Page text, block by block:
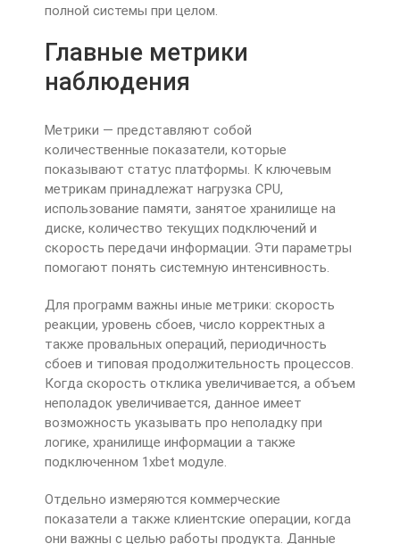
полной системы при целом.
Главные метрики
наблюдения
Метрики — представляют собой
количественные показатели, которые
показывают статус платформы. К ключевым
метрикам принадлежат нагрузка CPU,
использование памяти, занятое хранилище на
диске, количество текущих подключений и
скорость передачи информации. Эти параметры
помогают понять системную интенсивность.
Для программ важны иные метрики: скорость
реакции, уровень сбоев, число корректных а
также провальных операций, периодичность
сбоев и типовая продолжительность процессов.
Когда скорость отклика увеличивается, а объем
неполадок увеличивается, данное имеет
возможность указывать про неполадку при
логике, хранилище информации а также
подключенном 1xbet модуле.
Отдельно измеряются коммерческие
показатели а также клиентские операции, когда
они важны с целью работы продукта. Данные